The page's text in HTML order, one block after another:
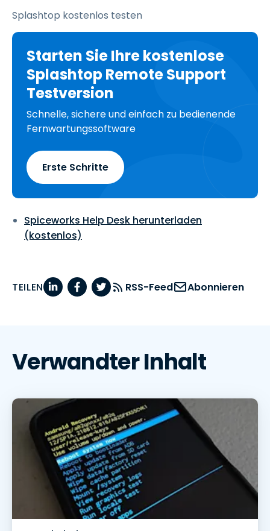
Splashtop kostenlos testen
Starten Sie Ihre kostenlose
Splashtop Remote Support
Testversion
Schnelle, sichere und einfach zu bedienende
Fernwartungssoftware
Erste Schritte
Spiceworks Help Desk herunterladen
(kostenlos)
TEILEN RSS-Feed Abonnieren
Verwandter Inhalt